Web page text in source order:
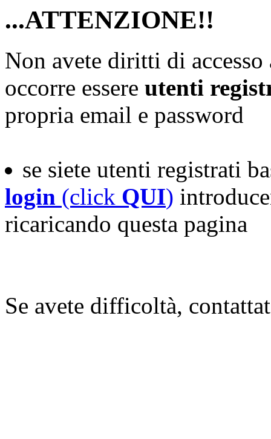
...ATTENZIONE!!
Non avete diritti di accesso
occorre essere utenti
propria email e password
se siete utenti registrati
login (click QUI)
ricaricando questa pagina
Se avete difficoltà,